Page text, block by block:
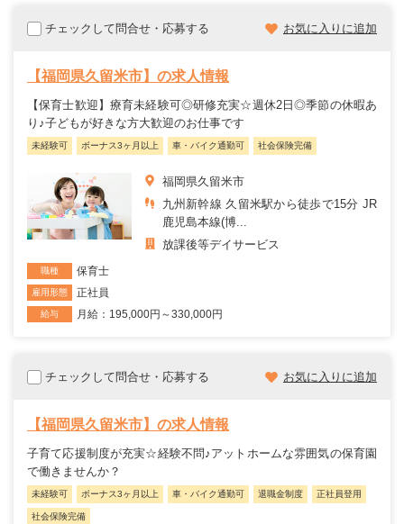
チェックして問合せ・応募する お気に入りに追加
【福岡県久留米市】の求人情報
【保育士歓迎】療育未経験可◎研修充実☆週休2日◎季節の休暇あ
り♪子どもが好きな方大歓迎のお仕事です
未経験可 ボーナス3ヶ月以上 車・バイク通勤可 社会保険完備
福岡県久留米市
九州新幹線 久留米駅から徒歩で15分 JR
鹿児島本線(博...
放課後等デイサービス
職種 保育士
雇用形態 正社員
給与 月給：195,000円～330,000円
チェックして問合せ・応募する お気に入りに追加
【福岡県久留米市】の求人情報
子育て応援制度が充実☆経験不問♪アットホームな雰囲気の保育園
で働きませんか？
未経験可 ボーナス3ヶ月以上 車・バイク通勤可 退職金制度 正社員登用
社会保険完備